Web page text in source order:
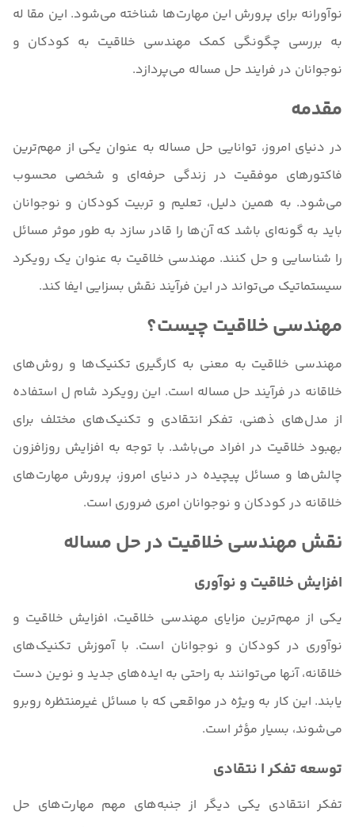
نوآورانه برای پرورش این مهارت‌ها شناخته می‌شود. این مقا له
به بررسی چگونگی کمک مهندسی خلاقیت به کودکان و
نوجوانان در فرایند حل مساله می‌پردازد.
مقدمه
در دنیای امروز، توانایی حل مساله به عنوان یکی از مهم‌ترین
فاکتورهای موفقیت در زندگی حرفه‌ای و شخصی محسوب
می‌شود. به همین دلیل، تعلیم و تربیت کودکان و نوجوانان
باید به گونه‌ای باشد که آن‌ها را قادر سازد به طور موثر مسائل
را شناسایی و حل کنند. مهندسی خلاقیت به عنوان یک رویکرد
سیستماتیک می‌تواند در این فرآیند نقش بسزایی ایفا کند.
مهندسی خلاقیت چیست؟
مهندسی خلاقیت به معنی به کارگیری تکنیک‌ها و روش‌های
خلاقانه در فرآیند حل مساله است. این رویکرد شام ل استفاده
از مدل‌های ذهنی، تفکر انتقادی و تکنیک‌های مختلف برای
بهبود خلاقیت در افراد می‌باشد. با توجه به افزایش روزافزون
چالش‌ها و مسائل پیچیده در دنیای امروز، پرورش مهارت‌های
خلاقانه در کودکان و نوجوانان امری ضروری است.
نقش مهندسی خلاقیت در حل مساله
افزایش خلاقیت و نوآوری
یکی از مهم‌ترین مزایای مهندسی خلاقیت، افزایش خلاقیت و
نوآوری در کودکان و نوجوانان است. با آموزش تکنیک‌های
خلاقانه، آنها می‌توانند به راحتی به ایده‌های جدید و نوین دست
یابند. این کار به ویژه در مواقعی که با مسائل غیرمنتظره روبرو
می‌شوند، بسیار مؤثر است.
توسعه تفکر ا نتقادی
تفکر انتقادی یکی دیگر از جنبه‌های مهم مهارت‌های حل